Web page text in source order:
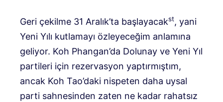
Geri çekilme 31 Aralık’ta başlayacakst, yani
Yeni Yılı kutlamayı özleyeceğim anlamına
geliyor. Koh Phangan’da Dolunay ve Yeni Yıl
partileri için rezervasyon yaptırmıştım,
ancak Koh Tao’daki nispeten daha uysal
parti sahnesinden zaten ne kadar rahatsız